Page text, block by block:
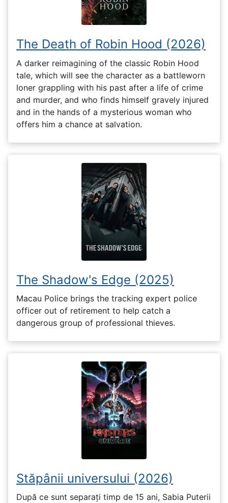
The Death of Robin Hood (2026)
A darker reimagining of the classic Robin Hood
tale, which will see the character as a battleworn
loner grappling with his past after a life of crime
and murder, and who finds himself gravely injured
and in the hands of a mysterious woman who
offers him a chance at salvation.
The Shadow's Edge (2025)
Macau Police brings the tracking expert police
officer out of retirement to help catch a
dangerous group of professional thieves.
Stăpânii universului (2026)
După ce sunt separați timp de 15 ani, Sabia Puterii